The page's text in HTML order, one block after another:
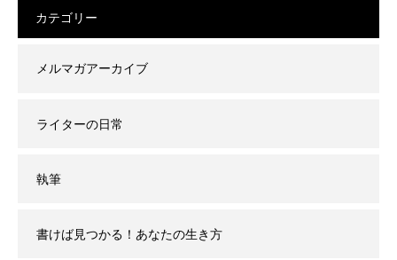
カテゴリー
メルマガアーカイブ
ライターの日常
執筆
書けば見つかる！あなたの生き方